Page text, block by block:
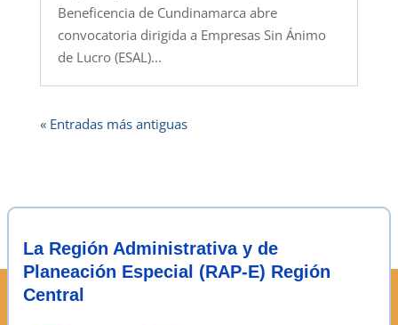
Beneficencia de Cundinamarca abre
convocatoria dirigida a Empresas Sin Ánimo
de Lucro (ESAL)...
« Entradas más antiguas
La Región Administrativa y de
Planeación Especial (RAP-E) Región
Central